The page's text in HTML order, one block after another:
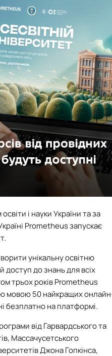
проблеми
комунікаці…
держави і права
і науки України та за
Prometheus запускає
унікальну освітню
доступ до знань для всіх
трьох років Prometheus
мовою 50 найкращих
безплатно на платформі.
від Гарвардського та
Массачусетського
Джона Гопкінса,